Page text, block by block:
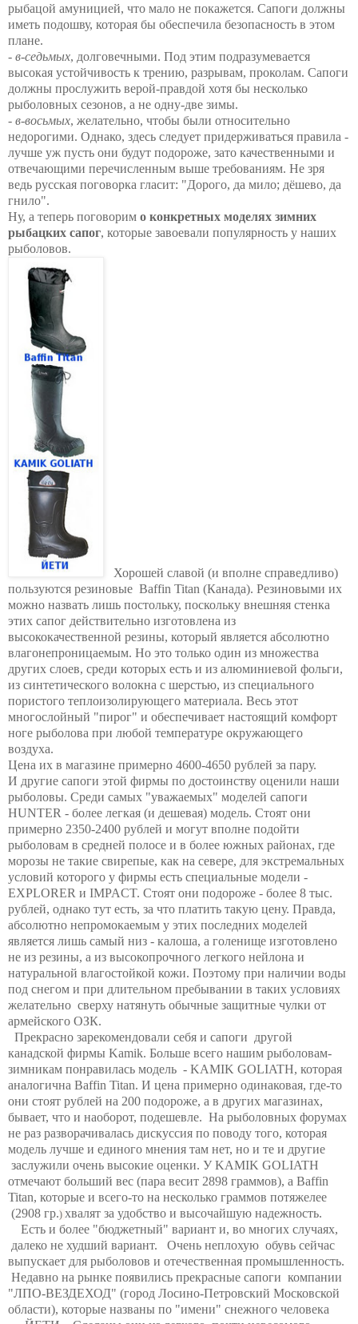
рыбацой амуницией, что мало не покажется. Сапоги должны
иметь подошву, которая бы обеспечила безопасность в этом
плане.
- в-седьмых, долговечными. Под этим подразумевается
высокая устойчивость к трению, разрывам, проколам. Сапоги
должны прослужить верой-правдой хотя бы несколько
рыболовных сезонов, а не одну-две зимы.
- в-восьмых, желательно, чтобы были относительно
недорогими. Однако, здесь следует придерживаться правила -
лучше уж пусть они будут подороже, зато качественными и
отвечающими перечисленным выше требованиям. Не зря
ведь русская поговорка гласит: "Дорого, да мило; дёшево, да
гнило".
Ну, а теперь поговорим о конкретных моделях зимних
рыбацких сапог, которые завоевали популярность у наших
рыболовов.
Хорошей славой (и вполне справедливо)
пользуются резиновые Baffin Titan (Канада). Резиновыми их
можно назвать лишь постольку, поскольку внешняя стенка
этих сапог действительно изготовлена из
высококачественной резины, который является абсолютно
влагонепроницаемым. Но это только один из множества
других слоев, среди которых есть и из алюминиевой фольги,
из синтетического волокна с шерстью, из специального
пористого теплоизолирующего материала. Весь этот
многослойный "пирог" и обеспечивает настоящий комфорт
ноге рыболова при любой температуре окружающего
воздуха.
Цена их в магазине примерно 4600-4650 рублей за пару.
И другие сапоги этой фирмы по достоинству оценили наши
рыболовы. Среди самых "уважаемых" моделей сапоги
HUNTER - более легкая (и дешевая) модель. Стоят они
примерно 2350-2400 рублей и могут вполне подойти
рыболовам в средней полосе и в более южных районах, где
морозы не такие свирепые, как на севере, для экстремальных
условий которого у фирмы есть специальные модели -
EXPLORER и IMPACT. Стоят они подороже - более 8 тыс.
рублей, однако тут есть, за что платить такую цену. Правда,
абсолютно непромокаемым у этих последних моделей
является лишь самый низ - калоша, а голенище изготовлено
не из резины, а из высокопрочного легкого нейлона и
натуральной влагостойкой кожи. Поэтому при наличии воды
под снегом и при длительном пребывании в таких условиях
желательно сверху натянуть обычные защитные чулки от
армейского ОЗК.
Прекрасно зарекомендовали себя и сапоги другой
канадской фирмы Kamik. Больше всего нашим рыболовам-
зимникам понравилась модель - KAMIK GOLIATH, которая
аналогична Baffin Titan. И цена примерно одинаковая, где-то
они стоят рублей на 200 подороже, а в других магазинах,
бывает, что и наоборот, подешевле. На рыболовных форумах
не раз разворачивалась дискуссия по поводу того, которая
модель лучше и единого мнения там нет, но и те и другие
заслужили очень высокие оценки. У KAMIK GOLIATH
отмечают больший вес (пара весит 2898 граммов), а Baffin
Titan, которые и всего-то на несколько граммов потяжелее
(2908 гр.) хвалят за удобство и высочайшую надежность.
Есть и более "бюджетный" вариант и, во многих случаях,
далеко не худший вариант. Очень неплохую обувь сейчас
выпускает для рыболовов и отечественная промышленность.
Недавно на рынке появились прекрасные сапоги компании
"ЛПО-ВЕЗДЕХОД" (город Лосино-Петровский Московской
области), которые названы по "имени" снежного человека